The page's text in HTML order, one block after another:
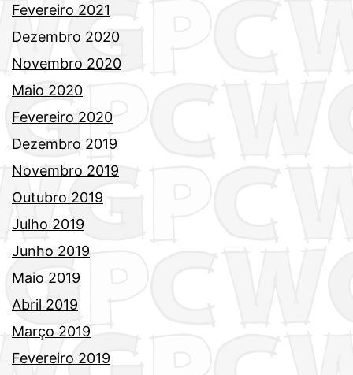
Fevereiro 2021
Dezembro 2020
Novembro 2020
Maio 2020
Fevereiro 2020
Dezembro 2019
Novembro 2019
Outubro 2019
Julho 2019
Junho 2019
Maio 2019
Abril 2019
Março 2019
Fevereiro 2019